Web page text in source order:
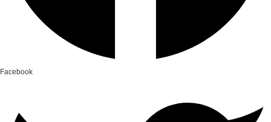
Facebook